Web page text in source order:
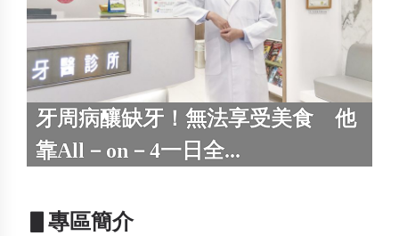
牙周病釀缺牙！無法享受美食 他
靠All－on－4一日全...
▋專區簡介